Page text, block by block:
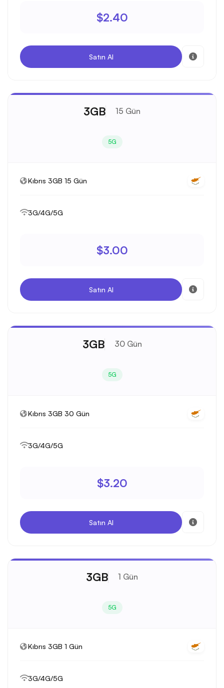
$2.40
Satın Al
3GB 15 Gün
5G
Kıbrıs 3GB 15 Gün
3G/4G/5G
$3.00
Satın Al
3GB 30 Gün
5G
Kıbrıs 3GB 30 Gün
3G/4G/5G
$3.20
Satın Al
3GB 1 Gün
5G
Kıbrıs 3GB 1 Gün
3G/4G/5G